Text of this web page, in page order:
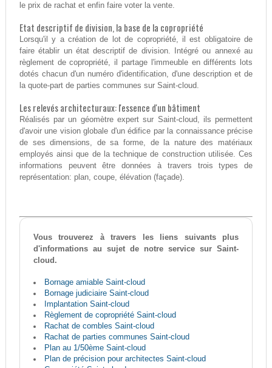
le prix de rachat et enfin faire voter la vente.
Etat descriptif de division, la base de la copropriété
Lorsqu'il y a création de lot de copropriété, il est obligatoire de
faire établir un état descriptif de division. Intégré ou annexé au
règlement de copropriété, il partage l'immeuble en différents lots
dotés chacun d'un numéro d'identification, d'une description et de
la quote-part de parties communes sur Saint-cloud.
Les relevés architecturaux: l'essence d'un bâtiment
Réalisés par un géomètre expert sur Saint-cloud, ils permettent
d'avoir une vision globale d'un édifice par la connaissance précise
de ses dimensions, de sa forme, de la nature des matériaux
employés ainsi que de la technique de construction utilisée. Ces
informations peuvent être données à travers trois types de
représentation: plan, coupe, élévation (façade).
Vous trouverez à travers les liens suivants plus
d'informations au sujet de notre service sur Saint-
cloud.
Bornage amiable Saint-cloud
Bornage judiciaire Saint-cloud
Implantation Saint-cloud
Règlement de copropriété Saint-cloud
Rachat de combles Saint-cloud
Rachat de parties communes Saint-cloud
Plan au 1/50ème Saint-cloud
Plan de précision pour architectes Saint-cloud